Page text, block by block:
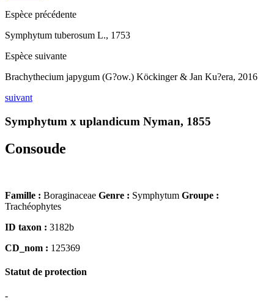
Espèce précédente
Symphytum tuberosum L., 1753
Espèce suivante
Brachythecium japygum (G?ow.) Köckinger & Jan Ku?era, 2016
suivant
Symphytum x uplandicum Nyman, 1855
Consoude
Famille : Boraginaceae Genre : Symphytum Groupe :
Trachéophytes
ID taxon : 3182b
CD_nom : 125369
Statut de protection
-